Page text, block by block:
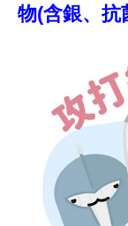
物(含銀、抗